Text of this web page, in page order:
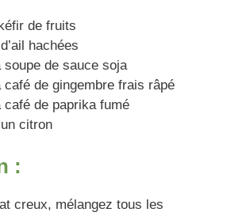
de fruits
hachées
soupe de sauce soja
café de gingembre frais râpé
café de paprika fumé
citron
:
creux, mélangez tous les